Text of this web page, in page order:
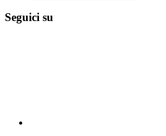
Seguici su